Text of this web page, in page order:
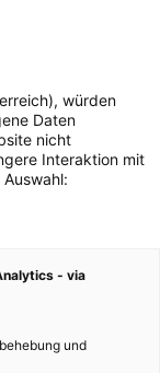
die 10.000
nach
würden
Daten
nicht
Interaktion mit
- via
und